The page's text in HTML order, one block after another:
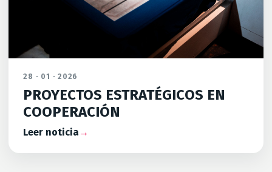
28 · 01 · 2026
PROYECTOS ESTRATÉGICOS EN
COOPERACIÓN
Leer noticia →